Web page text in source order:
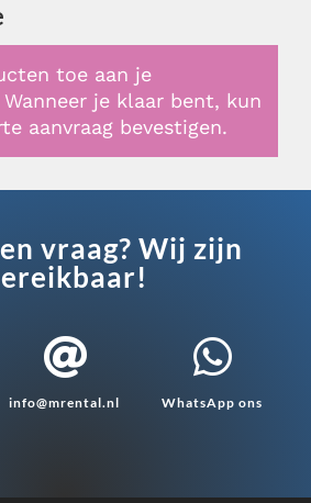
toe aan je
je klaar bent, kun
aanvraag bevestigen.
vraag? Wij zijn

info@mrental.nl

WhatsApp ons